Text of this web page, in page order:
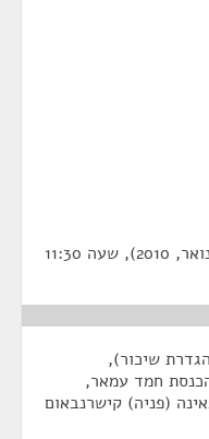
שיכור),
של חברי הכנסת חמד עמאר,
(פניה) קישרנבאום